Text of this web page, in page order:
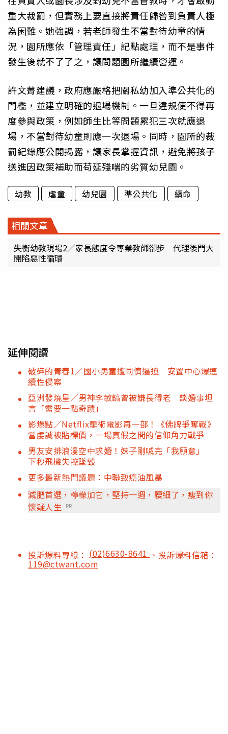
重大裁罰，但實務上要直接將責任歸咎到負責人極
為困難。她強調，若老師發生不當對待幼童的情
況，園所應依「管理責任」記點處理，而不是事件
發生後就不了了之，讓問題園所繼續營運。
許文菁建議，政府應嚴格把關私幼加入準公共化的
門檻，並建立明確的退場機制。一旦違規便不得再
度參與政策，例如師生比等問題累犯三次就應退
場，不當對待幼童則應一次退場。同時，園所的裁
罰紀錄應公開揭露，讓家長掌握資訊，避免將孩子
送進因政策補助而苟延殘喘的劣質幼兒園。
幼教 虐童 幼兒園 準公共化 續命
相關文章
失衡幼教現場2／家長態度令專業教師卻步 代理後門大
開陷惡性循環
延伸閱讀
破碎的青春1／國小男童遭同儕逼迫 安置中心爆連
續性侵案
亞洲發燒星／男神李敏鎬曾被嫌長得老 談婚事坦
言「需要一點奇蹟」
影爆點／Netflix騙術電影再一部！《佛牌爭奪戰》
當虔誠被貼標價，一場真假之間的信仰角力戰爭
男友安排浪漫空中求婚！妹子剛喊完「我願意」
下秒飛機失控墜毀
更多最新熱門議題：中聯致癌油風暴
減肥首選，檸檬加它，堅持一週，腰細了，瘦到你
懷疑人生 PR
投訴爆料專線： (02)6630-8641 、投訴爆料信箱：
119@ctwant.com